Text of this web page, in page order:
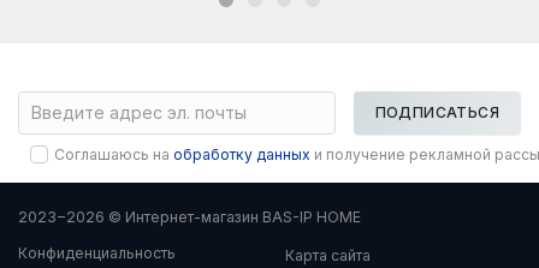
ПОДПИСАТЬСЯ
Соглашаюсь на обработку данных и получение рекламной
2023−2026 © Интернет-магазин BAS-IP HOME
Конфиденциальность
Карта сайта